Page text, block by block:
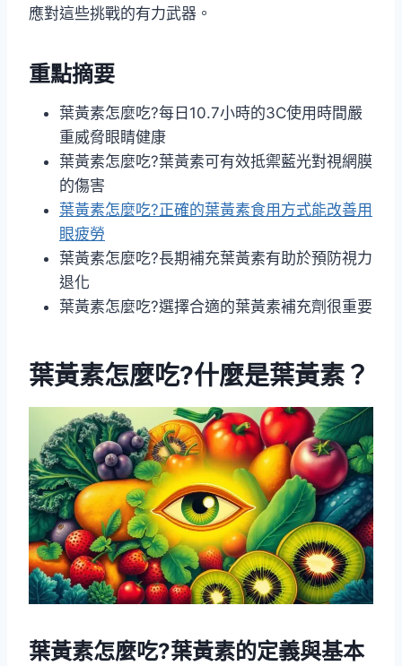
應對這些挑戰的有力武器。
重點摘要
葉黃素怎麼吃?每日10.7小時的3C使用時間嚴
重威脅眼睛健康
葉黃素怎麼吃?葉黃素可有效抵禦藍光對視網膜
的傷害
葉黃素怎麼吃?正確的葉黃素食用方式能改善用
眼疲勞
葉黃素怎麼吃?長期補充葉黃素有助於預防視力
退化
葉黃素怎麼吃?選擇合適的葉黃素補充劑很重要
葉黃素怎麼吃?什麼是葉黃素？
葉黃素怎麼吃?葉黃素的定義與基本